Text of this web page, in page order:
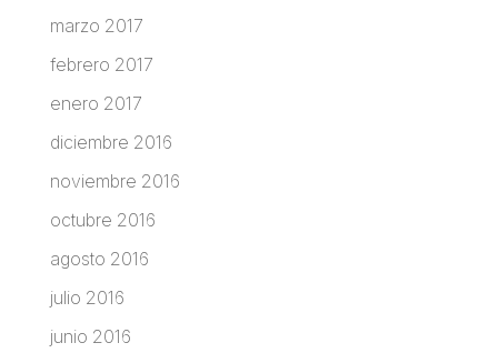
marzo 2017
febrero 2017
enero 2017
diciembre 2016
noviembre 2016
octubre 2016
agosto 2016
julio 2016
junio 2016